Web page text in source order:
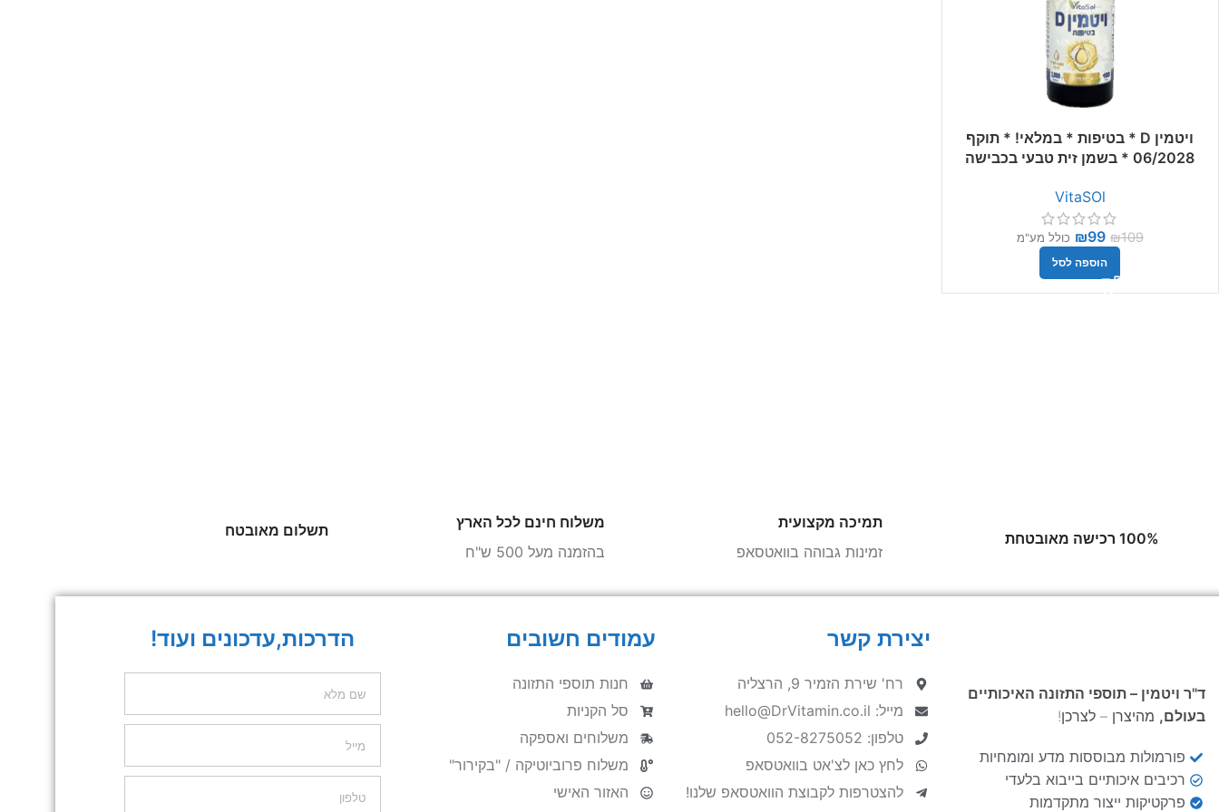
ויטמין D * בטיפות * במלאי! * תוקף
06/2028 * בשמן זית טבעי בכבישה
ענק!
VitaSOl
₪109
₪99
כולל מע"מ
הוספה לסל
100% רכישה מאובטחת
תמיכה מקצועית
זמינות גבוהה בוואטסאפ
משלוח חינם לכל הארץ
בהזמנה מעל 500 ש"ח
תשלום מאובטח
ד"ר ויטמין – תוספי התזונה האיכותיים
בעולם, מהיצרן – לצרכן!
פורמולות מבוססות מדע ומומחיות
רכיבים איכותיים בייבוא בלעדי
פרקטיקות ייצור מתקדמות
יצירת קשר
רח' שירת הזמיר 9, הרצליה
מייל: hello@DrVitamin.co.il
טלפון: 052-8275052
לחץ כאן לצ'אט בוואטסאפ
להצטרפות לקבוצת הוואטסאפ שלנו!
עמודים חשובים
חנות תוספי התזונה
סל הקניות
משלוחים ואספקה
משלוח פרוביוטיקה / "בקירור"
האזור האישי
הדרכות,עדכונים ועוד!